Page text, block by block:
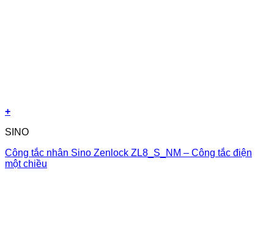
+
SINO
Công tắc nhân Sino Zenlock ZL8_S_NM – Công tắc điện
một chiều